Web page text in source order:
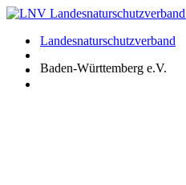
Zum
springenLandesnaturschutzverband
Baden-Württemberg e.V.